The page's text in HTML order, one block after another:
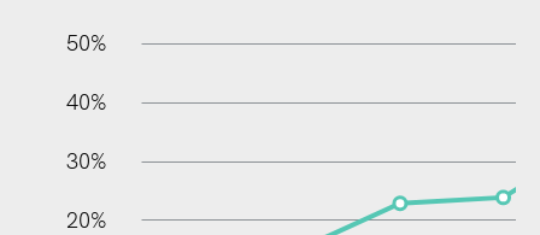
10%
50%
40%
30%
20%